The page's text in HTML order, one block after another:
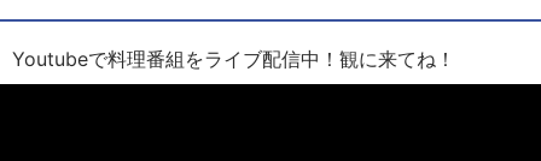
Youtubeで料理番組をライブ配信中！観に来てね！